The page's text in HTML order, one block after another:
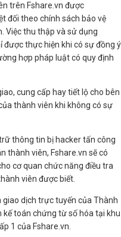
trên Fshare.vn được
đối theo chính sách bảo vệ
Việc thu thập và sử dụng
thực hiện khi có sự đồng ý
hợp pháp luật có quy định
cung cấp hay tiết lộ cho bên
thành viên khi không có sự
thông tin bị hacker tấn công
thành viên, Fshare.vn sẽ có
cơ quan chức năng điều tra
viên được biết.
dịch trực tuyến của Thành
toán chứng từ số hóa tại khu
1 của Fshare.vn.